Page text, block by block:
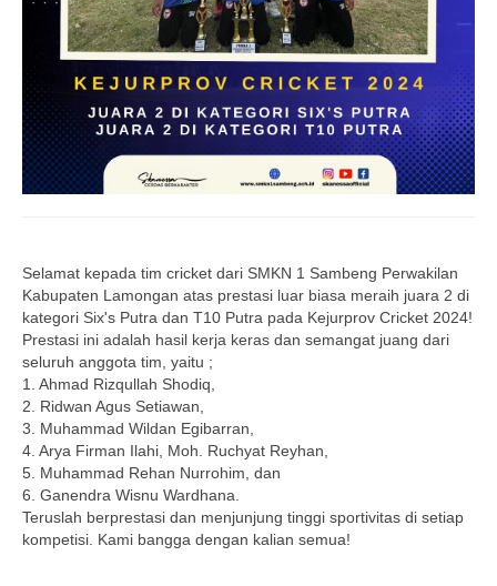
Selamat kepada tim cricket dari SMKN 1 Sambeng Perwakilan
Kabupaten Lamongan atas prestasi luar biasa meraih juara 2 di
kategori Six's Putra dan T10 Putra pada Kejurprov Cricket 2024!
Prestasi ini adalah hasil kerja keras dan semangat juang dari
seluruh anggota tim, yaitu ;
1. Ahmad Rizqullah Shodiq,
2. Ridwan Agus Setiawan,
3. Muhammad Wildan Egibarran,
4. Arya Firman Ilahi, Moh. Ruchyat Reyhan,
5. Muhammad Rehan Nurrohim, dan
6. Ganendra Wisnu Wardhana.
Teruslah berprestasi dan menjunjung tinggi sportivitas di setiap
kompetisi. Kami bangga dengan kalian semua!